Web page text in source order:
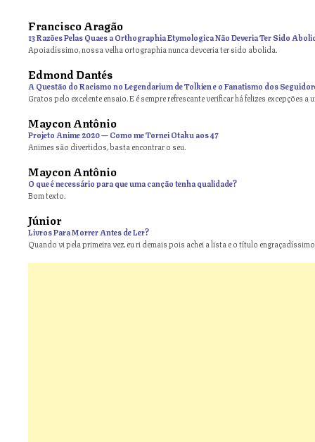
Francisco Aragão
13 Razões Pelas Quaes a Orthographia Etymologica Não Deveria Ter Sido
Apoiadíssimo, nossa velha ortographia nunca devceria ter sido abolida.
Edmond Dantés
A Questão do Racismo no Legendarium de Tolkien e o Fanatismo dos
Gratos pelo excelente ensaio. E é sempre refrescante verificar há felizes excepções a
Maycon Antônio
Projeto Anime 2020 — Como me Tornei Otaku aos 47
Animes são divertidos, basta encontrar o seu.
Maycon Antônio
O que é necessário para que uma canção tenha qualidade?
Bom texto.
Júnior
Livros Para Morrer Antes de Ler?
Quando vi pela primeira vez, eu ri demais pois achei a lista e o título